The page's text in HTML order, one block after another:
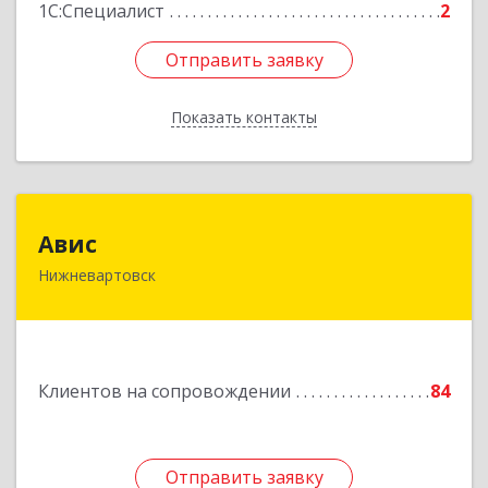
1С:Специалист 2
Отправить заявку
Показать контакты
Отправить заявку
Назад
Авис
Нижневартовск
Клиентов на сопровождении 84
Отправить заявку
628600, Ханты-Мансийский Автономный округ
Подробнее
Отправить заявку